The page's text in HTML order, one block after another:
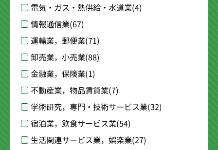
電気・ガス・熱供給・水道業(4)
情報通信業(67)
運輸業，郵便業(71)
卸売業，小売業(88)
金融業，保険業(1)
不動産業，物品賃貸業(7)
学術研究，専門・技術サービス業(32)
宿泊業，飲食サービス業(54)
生活関連サービス業，娯楽業(27)